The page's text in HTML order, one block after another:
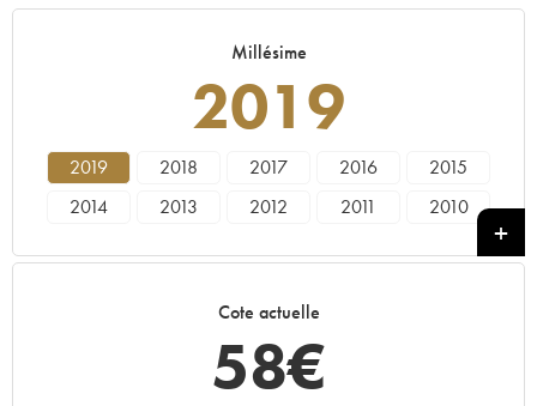
Millésime
2019
2019 2018 2017 2016
2015
2014
2013 2012 2011
2010
Cote actuelle
58€